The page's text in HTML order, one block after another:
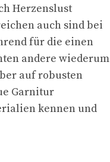
Herzenslust
auch sind bei
für die einen
andere wiederum
auf robusten
Garnitur
kennen und